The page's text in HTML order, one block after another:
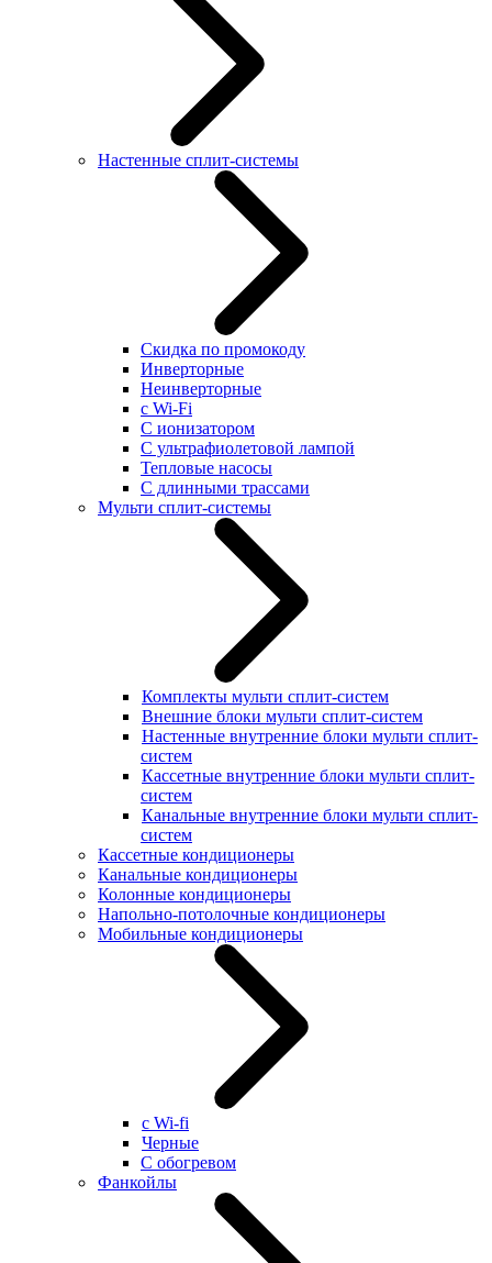
Настенные сплит-системы
Скидка по промокоду
Инверторные
Неинверторные
с Wi-Fi
С ионизатором
С ультрафиолетовой лампой
Тепловые насосы
С длинными трассами
Мульти сплит-системы
Комплекты мульти сплит-систем
Внешние блоки мульти сплит-систем
Настенные внутренние блоки мульти сплит-
систем
Кассетные внутренние блоки мульти сплит-
систем
Канальные внутренние блоки мульти сплит-
систем
Кассетные кондиционеры
Канальные кондиционеры
Колонные кондиционеры
Напольно-потолочные кондиционеры
Мобильные кондиционеры
с Wi-fi
Черные
С обогревом
Фанкойлы